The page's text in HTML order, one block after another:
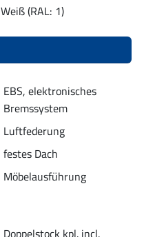
Weiß (RAL: 1)
EBS, elektronisches
Bremssystem
Luftfederung
festes Dach
Möbelausführung